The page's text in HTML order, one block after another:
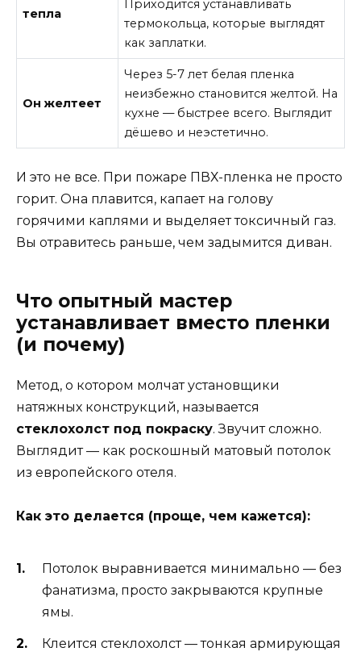
тепла
Приходится устанавливать
термокольца, которые выглядят
как заплатки.
Он желтеет
Через 5-7 лет белая пленка
неизбежно становится желтой. На
кухне — быстрее всего. Выглядит
дёшево и неэстетично.
И это не все. При пожаре ПВХ-пленка не просто
горит. Она плавится, капает на голову
горячими каплями и выделяет токсичный газ.
Вы отравитесь раньше, чем задымится диван.
Что опытный мастер
устанавливает вместо пленки
(и почему)
Метод, о котором молчат установщики
натяжных конструкций, называется
стеклохолст под покраску. Звучит сложно.
Выглядит — как роскошный матовый потолок
из европейского отеля.
Как это делается (проще, чем кажется):
Потолок выравнивается минимально — без
фанатизма, просто закрываются крупные
ямы.
Клеится стеклохолст — тонкая армирующая